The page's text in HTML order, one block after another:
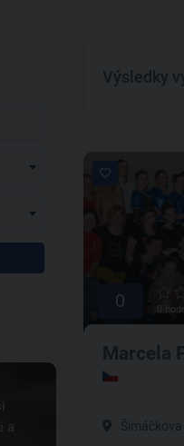
a
Výsledky
0 0
Marcela
Šimáčkova